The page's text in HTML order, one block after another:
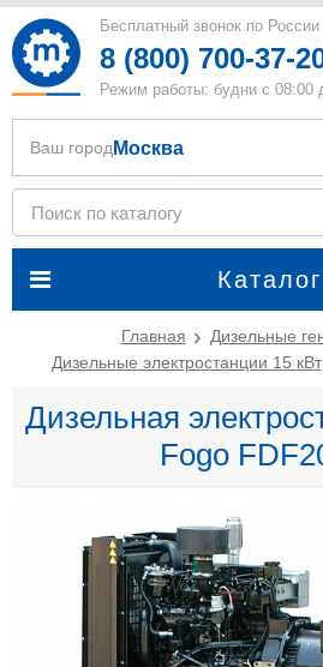
Бесплатный звонок по России
8 (800) 700-37-
Режим работы: будни с 08:00
Каталог
Ваш город Москва
Главная
Дизельные
Дизельные электростанции 15 кВт
Дизельная
Fogo